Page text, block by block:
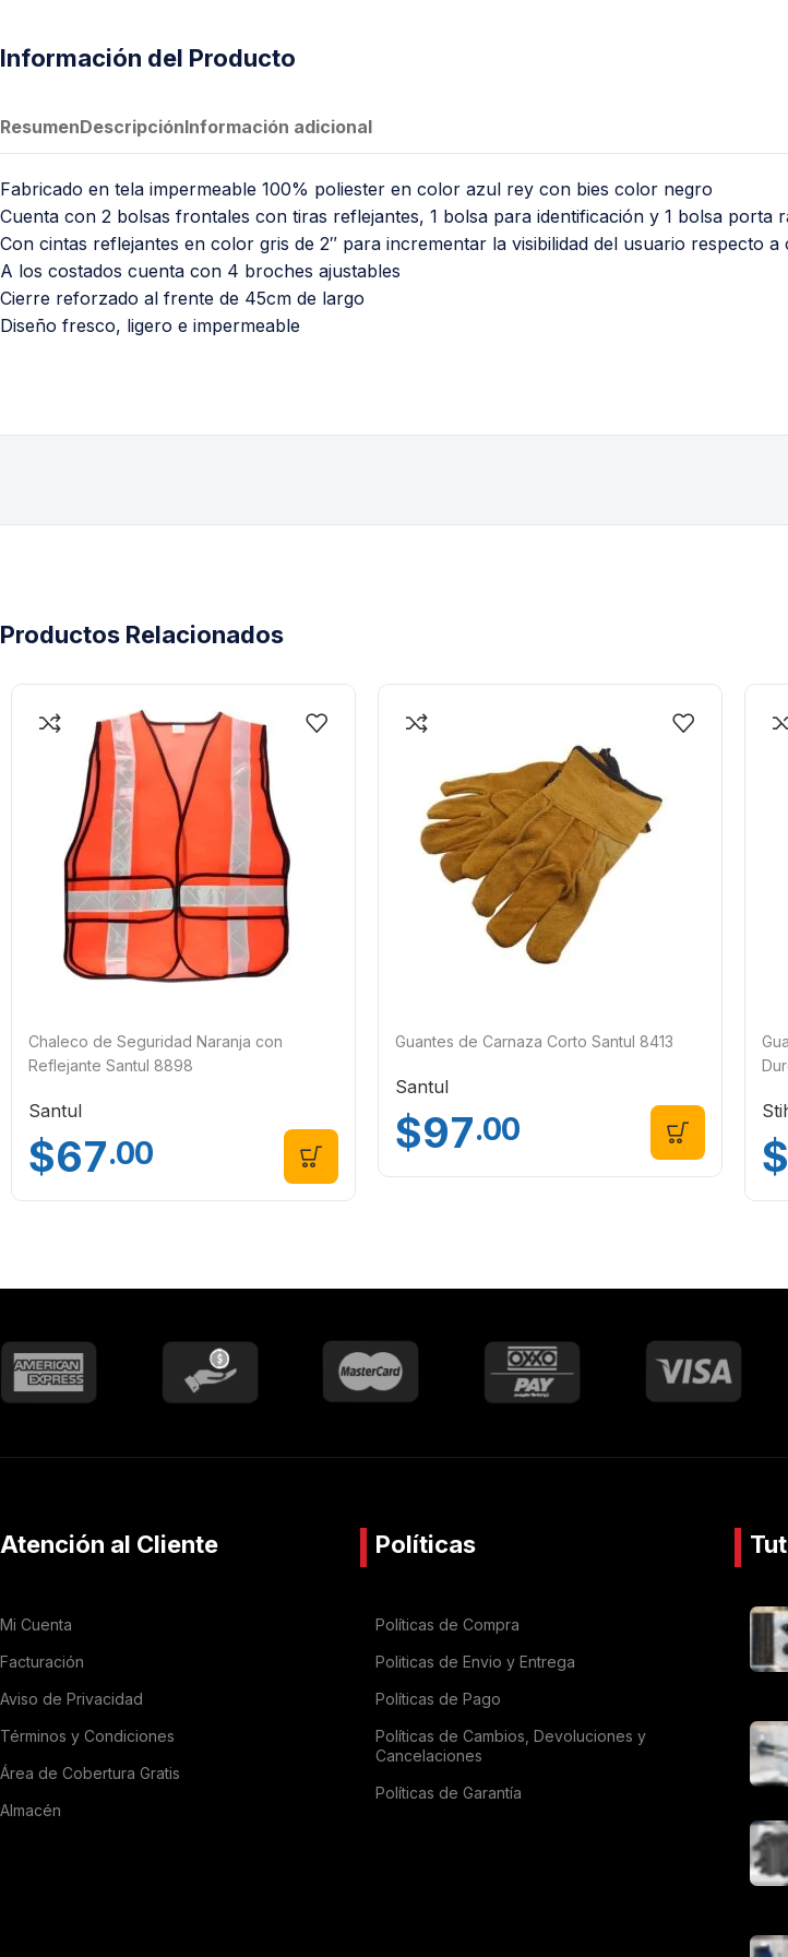
Información del Producto
ResumenDescripciónInformación adicional
Fabricado en tela impermeable 100% poliester en color azul rey con bies color negro
Cuenta con 2 bolsas frontales con tiras reflejantes, 1 bolsa para identificación y 1 bolsa porta
Con cintas reflejantes en color gris de 2″ para incrementar la visibilidad del usuario respecto a
A los costados cuenta con 4 broches ajustables
Cierre reforzado al frente de 45cm de largo
Diseño fresco, ligero e impermeable
Productos Relacionados
Chaleco de Seguridad Naranja con
Reflejante Santul 8898
Santul
$67.00
Guantes de Carnaza Corto Santul 8413
Santul
$97.00
$
Atención al Cliente
Mi Cuenta
Facturación
Aviso de Privacidad
Términos y Condiciones
Área de Cobertura Gratis
Almacén
Políticas
Políticas de Compra
Politicas de Envio y Entrega
Políticas de Pago
Políticas de Cambios, Devoluciones y
Cancelaciones
Políticas de Garantía